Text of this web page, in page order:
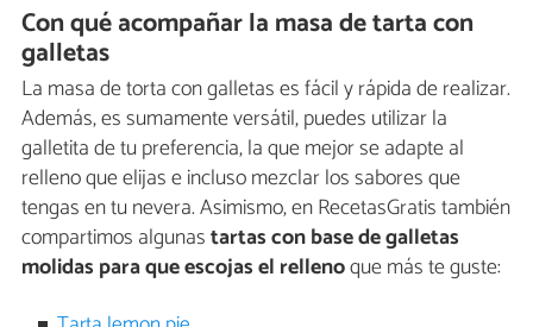
Con qué acompañar la masa de tarta con
galletas
La masa de torta con galletas es fácil y rápida de realizar.
Además, es sumamente versátil, puedes utilizar la
galletita de tu preferencia, la que mejor se adapte al
relleno que elijas e incluso mezclar los sabores que
tengas en tu nevera. Asimismo, en RecetasGratis también
compartimos algunastartas con base de galletas
molidas para que escojas el rellenoque más te guste: